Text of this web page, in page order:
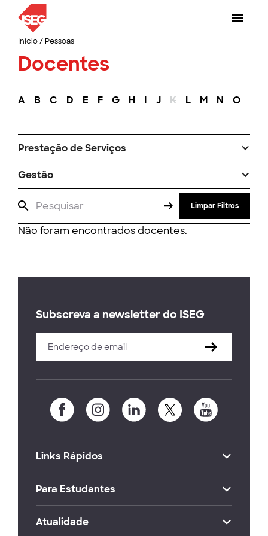
Início/ Pessoas
Docentes
A B C D E F G H I J K L M N O
Prestação de Serviços
Gestão
Limpar Filtros
Não foram encontrados docentes.
Subscreva a newsletter do ISEG
Links Rápidos
Para Estudantes
Atualidade